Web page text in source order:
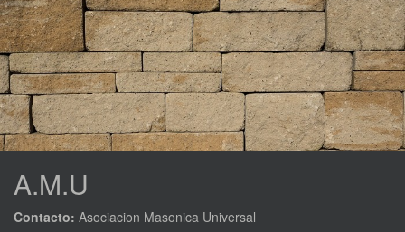
A.M.U
Contacto: Asociacion Masonica Universal